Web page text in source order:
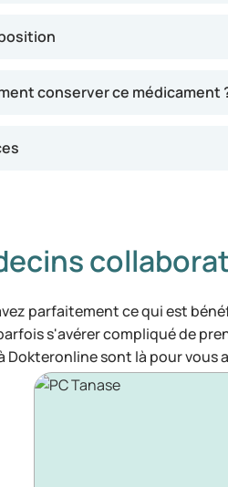
conserver ce médicament
parfaitement ce qui est
s'avérer compliqué de
Dokteronline sont là pour vous